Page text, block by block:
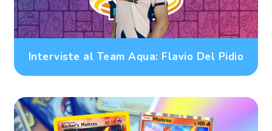
Interviste al Team Aqua: Flavio Del Pidio